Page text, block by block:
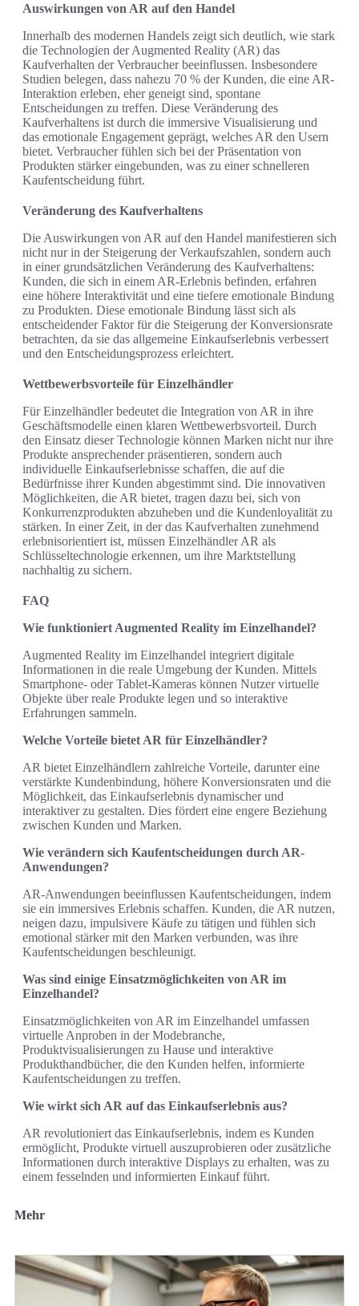
Auswirkungen von AR auf den Handel
Innerhalb des modernen Handels zeigt sich deutlich, wie stark
die Technologien der Augmented Reality (AR) das
Kaufverhalten der Verbraucher beeinflussen. Insbesondere
Studien belegen, dass nahezu 70 % der Kunden, die eine AR-
Interaktion erleben, eher geneigt sind, spontane
Entscheidungen zu treffen. Diese Veränderung des
Kaufverhaltens ist durch die immersive Visualisierung und
das emotionale Engagement geprägt, welches AR den Usern
bietet. Verbraucher fühlen sich bei der Präsentation von
Produkten stärker eingebunden, was zu einer schnelleren
Kaufentscheidung führt.
Veränderung des Kaufverhaltens
Die Auswirkungen von AR auf den Handel manifestieren sich
nicht nur in der Steigerung der Verkaufszahlen, sondern auch
in einer grundsätzlichen Veränderung des Kaufverhaltens:
Kunden, die sich in einem AR-Erlebnis befinden, erfahren
eine höhere Interaktivität und eine tiefere emotionale Bindung
zu Produkten. Diese emotionale Bindung lässt sich als
entscheidender Faktor für die Steigerung der Konversionsrate
betrachten, da sie das allgemeine Einkaufserlebnis verbessert
und den Entscheidungsprozess erleichtert.
Wettbewerbsvorteile für Einzelhändler
Für Einzelhändler bedeutet die Integration von AR in ihre
Geschäftsmodelle einen klaren Wettbewerbsvorteil. Durch
den Einsatz dieser Technologie können Marken nicht nur ihre
Produkte ansprechender präsentieren, sondern auch
individuelle Einkaufserlebnisse schaffen, die auf die
Bedürfnisse ihrer Kunden abgestimmt sind. Die innovativen
Möglichkeiten, die AR bietet, tragen dazu bei, sich von
Konkurrenzprodukten abzuheben und die Kundenloyalität zu
stärken. In einer Zeit, in der das Kaufverhalten zunehmend
erlebnisorientiert ist, müssen Einzelhändler AR als
Schlüsseltechnologie erkennen, um ihre Marktstellung
nachhaltig zu sichern.
FAQ
Wie funktioniert Augmented Reality im Einzelhandel?
Augmented Reality im Einzelhandel integriert digitale
Informationen in die reale Umgebung der Kunden. Mittels
Smartphone- oder Tablet-Kameras können Nutzer virtuelle
Objekte über reale Produkte legen und so interaktive
Erfahrungen sammeln.
Welche Vorteile bietet AR für Einzelhändler?
AR bietet Einzelhändlern zahlreiche Vorteile, darunter eine
verstärkte Kundenbindung, höhere Konversionsraten und die
Möglichkeit, das Einkaufserlebnis dynamischer und
interaktiver zu gestalten. Dies fördert eine engere Beziehung
zwischen Kunden und Marken.
Wie verändern sich Kaufentscheidungen durch AR-
Anwendungen?
AR-Anwendungen beeinflussen Kaufentscheidungen, indem
sie ein immersives Erlebnis schaffen. Kunden, die AR nutzen,
neigen dazu, impulsivere Käufe zu tätigen und fühlen sich
emotional stärker mit den Marken verbunden, was ihre
Kaufentscheidungen beschleunigt.
Was sind einige Einsatzmöglichkeiten von AR im
Einzelhandel?
Einsatzmöglichkeiten von AR im Einzelhandel umfassen
virtuelle Anproben in der Modebranche,
Produktvisualisierungen zu Hause und interaktive
Produkthandbücher, die den Kunden helfen, informierte
Kaufentscheidungen zu treffen.
Wie wirkt sich AR auf das Einkaufserlebnis aus?
AR revolutioniert das Einkaufserlebnis, indem es Kunden
ermöglicht, Produkte virtuell auszuprobieren oder zusätzliche
Informationen durch interaktive Displays zu erhalten, was zu
einem fesselnden und informierten Einkauf führt.
Mehr